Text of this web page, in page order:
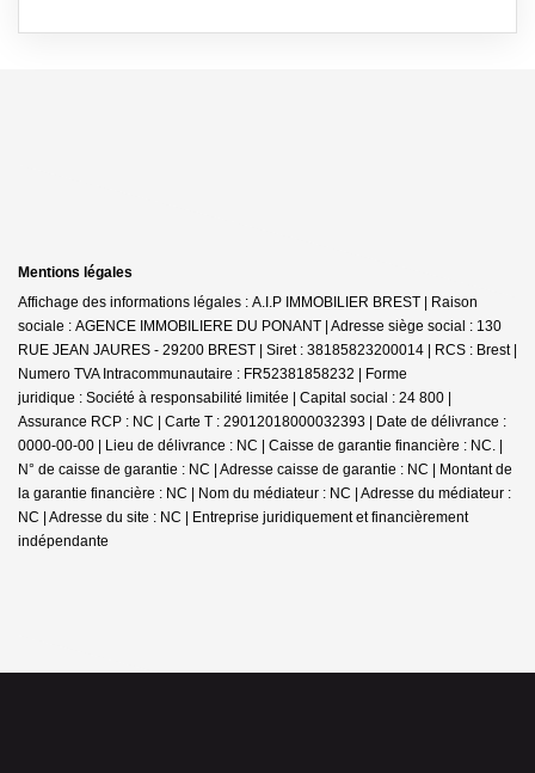
Mentions légales
Affichage des informations légales : A.I.P IMMOBILIER BREST | Raison
sociale : AGENCE IMMOBILIERE DU PONANT | Adresse siège social : 130
RUE JEAN JAURES - 29200 BREST | Siret : 38185823200014 | RCS : Brest |
Numero TVA Intracommunautaire : FR52381858232 | Forme
juridique : Société à responsabilité limitée | Capital social : 24 800 |
Assurance RCP : NC | Carte T : 29012018000032393 | Date de délivrance :
0000-00-00 | Lieu de délivrance : NC | Caisse de garantie financière : NC. |
N° de caisse de garantie : NC | Adresse caisse de garantie : NC | Montant de
la garantie financière : NC | Nom du médiateur : NC | Adresse du médiateur :
NC | Adresse du site : NC | Entreprise juridiquement et financièrement
indépendante